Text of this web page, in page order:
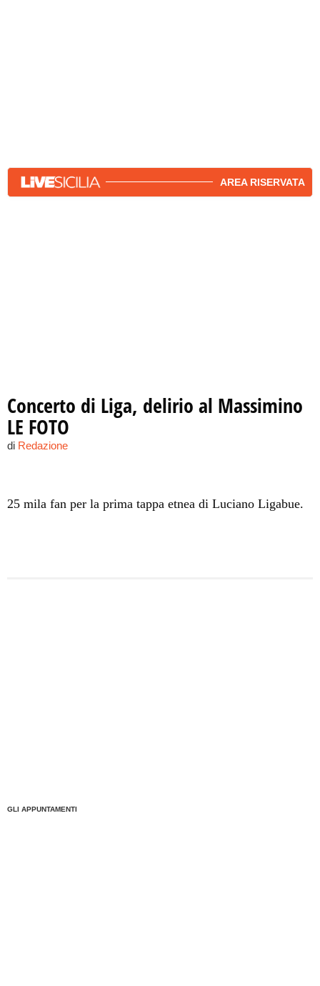
AREA RISERVATA
Concerto di Liga, delirio al Massimino
LE FOTO
di Redazione
25 mila fan per la prima tappa etnea di Luciano Ligabue.
GLI APPUNTAMENTI